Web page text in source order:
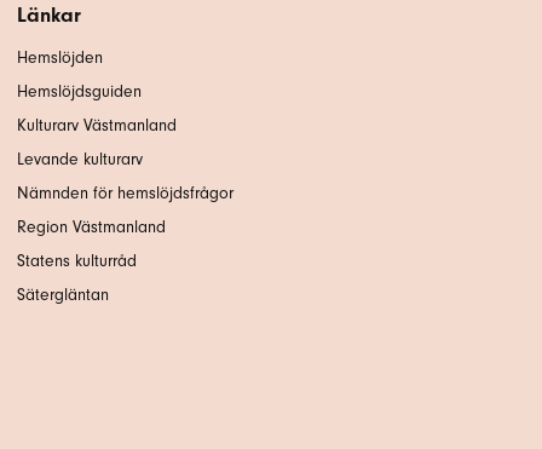
Länkar
Hemslöjden
Hemslöjdsguiden
Kulturarv Västmanland
Levande kulturarv
Nämnden för hemslöjdsfrågor
Region Västmanland
Statens kulturråd
Sätergläntan